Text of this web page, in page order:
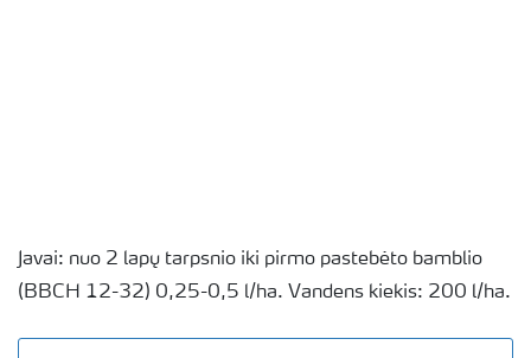
Javai: nuo 2 lapų tarpsnio iki pirmo pastebėto bamblio
(BBCH 12-32) 0,25-0,5 l/ha. Vandens kiekis: 200 l/ha.